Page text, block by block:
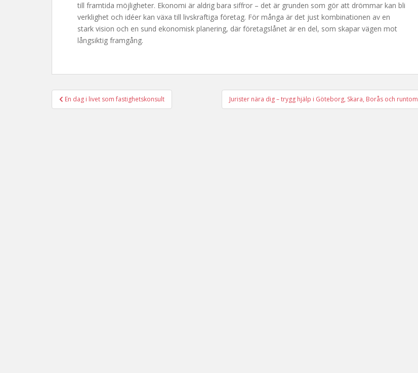
till framtida möjligheter. Ekonomi är aldrig bara siffror – det är grunden som gör att drömmar kan bli
verklighet och idéer kan växa till livskraftiga företag. För många är det just kombinationen av en
stark vision och en sund ekonomisk planering, där företagslånet är en del, som skapar vägen mot
långsiktig framgång.
Inläggsnavigering
En dag i livet som fastighetskonsult Jurister nära dig – trygg hjälp i Göteborg, Skara, Borås och runtom